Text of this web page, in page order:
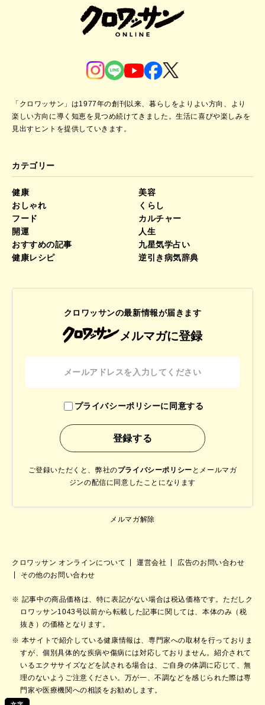
「クロワッサン」は1977年の創刊以来、暮らしをよりよい方向、より
楽しい方向に導く知恵を見つめ続けてきました。生活に喜びや楽しみを
見出すヒントを提供していきます。
カテゴリー
健康
美容
おしゃれ
くらし
フード
カルチャー
開運
人生
おすすめの記事
九星気学占い
健康レシピ
逆引き病気辞典
クロワッサンの最新情報が届きます
メルマガに登録
プライバシーポリシーに同意する
ご登録いただくと、弊社のプライバシーポリシー と メールマガ
ジンの配信に同意したことになります
メルマガ解除
クロワッサン オンラインについて 運営会社
広告のお問い合わせ
その他のお問い合わせ
記事中の商品価格は、特に表記がない場合は税込価格です。ただしク
ロワッサン1043号以前から転載した記事に関しては、本体のみ（税
抜き）の価格となります。
本サイトで紹介している健康情報は、専門家への取材を行っておりま
すが、個別具体的な疾病や傷病には対応しておりません。紹介されて
いるエクササイズなどを試される場合は、ご自身の体調に応じて、無
理のないようご注意ください。万が一、不調などを感じられた際は専
門家や医療機関への相談をお勧めします。